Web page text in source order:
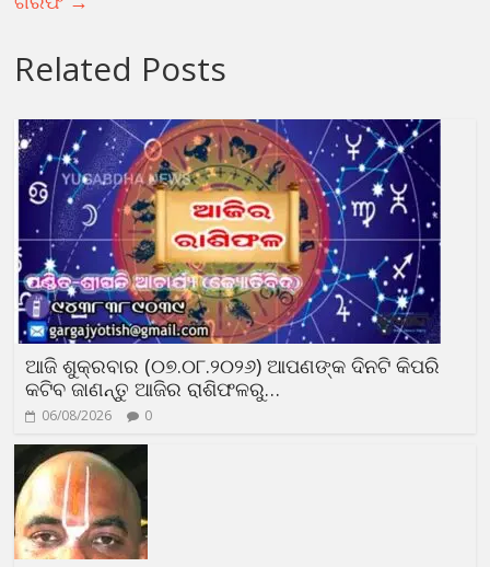
Related Posts
ଆଜି ଶୁକ୍ରବାର (୦୭.୦୮.୨୦୨୬) ଆପଣଙ୍କ ଦିନଟି କିପରି
କଟିବ ଜାଣନ୍ତୁ ଆଜିର ରାଶିଫଳରୁ…
06/08/2026 0